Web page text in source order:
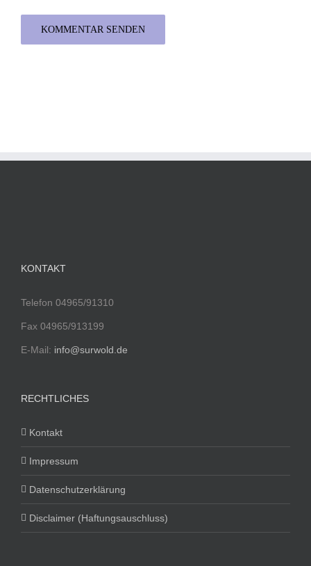
KONTAKT
Telefon 04965/91310
Fax 04965/913199
E-Mail: info@surwold.de
RECHTLICHES
Kontakt
Impressum
Datenschutzerklärung
Disclaimer (Haftungsauschluss)